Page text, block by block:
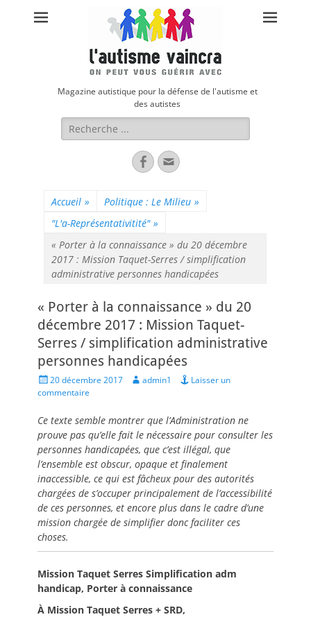
Magazine autistique pour la défense de l'autisme et
des autistes
Rechercher :
FacebookAdresse
de
Accueil » Politique : Le Milieu »
"L'a-Représentativitité" »
« Porter à la connaissance » du 20 décembre
2017 : Mission Taquet-Serres / simplification
administrative personnes handicapées
« Porter à la connaissance » du 20
décembre 2017 : Mission Taquet-
Serres / simplification administrative
personnes handicapées
Posted
on
20 décembre 2017 Author
admin1
Laisser un
commentaire
Ce texte semble montrer que l’Administration ne
prouve pas qu’elle fait le nécessaire pour consulter les
personnes handicapées, que c’est illégal, que
l’ensemble est obscur, opaque et finalement
inaccessible, ce qui est fâcheux pour des autorités
chargées de s’occuper principalement de l’accessibilité
de ces personnes, et encore plus dans le cadre d’une
mission chargée de simplifier donc faciliter ces
choses.
Mission Taquet Serres Simplification adm
handicap, Porter à connaissance
À Mission Taquet Serres + SRD,